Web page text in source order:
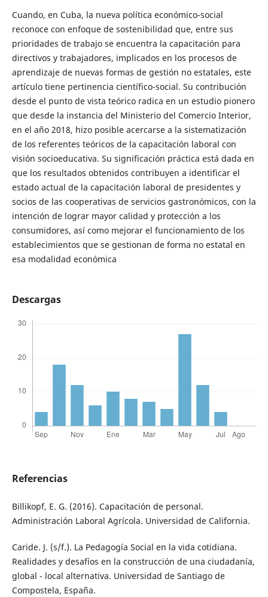
Cuando, en Cuba, la nueva política económico-social
reconoce con enfoque de sostenibilidad que, entre sus
prioridades de trabajo se encuentra la capacitación para
directivos y trabajadores, implicados en los procesos de
aprendizaje de nuevas formas de gestión no estatales, este
artículo tiene pertinencia científico-social. Su contribución
desde el punto de vista teórico radica en un estudio pionero
que desde la instancia del Ministerio del Comercio Interior,
en el año 2018, hizo posible acercarse a la sistematización
de los referentes teóricos de la capacitación laboral con
visión socioeducativa. Su significación práctica está dada en
que los resultados obtenidos contribuyen a identificar el
estado actual de la capacitación laboral de presidentes y
socios de las cooperativas de servicios gastronómicos, con la
intención de lograr mayor calidad y protección a los
consumidores, así como mejorar el funcionamiento de los
establecimientos que se gestionan de forma no estatal en
esa modalidad económica
Descargas
Referencias
Billikopf, E. G. (2016). Capacitación de personal.
Administración Laboral Agrícola. Universidad de California.
Caride. J. (s/f.). La Pedagogía Social en la vida cotidiana.
Realidades y desafíos en la construcción de una ciudadanía,
global - local alternativa. Universidad de Santiago de
Compostela, España.